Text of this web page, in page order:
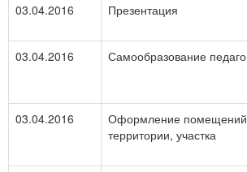
03.04.2016 Презентация
03.04.2016 Самообразование
03.04.2016
Оформление
территории, участка